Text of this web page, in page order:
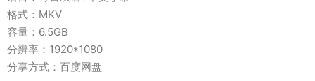
格式：MKV
容量：6.5GB
分辨率：1920*1080
分享方式：百度网盘